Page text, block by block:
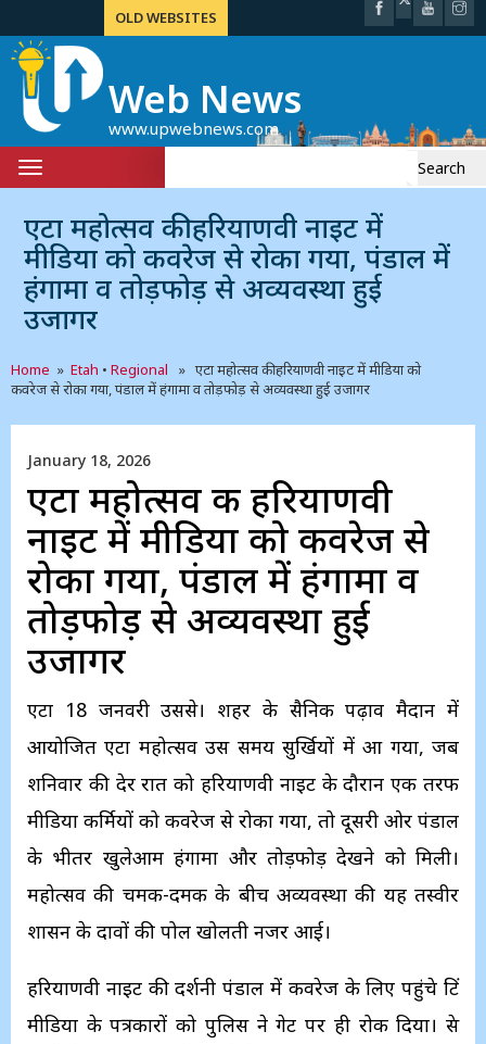
OLD WEBSITES
Web News
www.upwebnews.com
Toggle
navigation
एटा महोत्सव की हरियाणवी नाइट में
मीडिया को कवरेज से रोका गया, पंडाल में
हंगामा व तोड़फोड़ से अव्यवस्था हुई
उजागर
Home » Etah • Regional » एटा महोत्सव की हरियाणवी नाइट में मीडिया को
कवरेज से रोका गया, पंडाल में हंगामा व तोड़फोड़ से अव्यवस्था हुई उजागर
January 18, 2026
एटा महोत्सव की हरियाणवी
नाइट में मीडिया को कवरेज से
रोका गया, पंडाल में हंगामा व
तोड़फोड़ से अव्यवस्था हुई
उजागर
एटा 18 जनवरी उप्रससे। शहर के सैनिक पढ़ाव मैदान में
आयोजित एटा महोत्सव उस समय सुर्खियों में आ गया, जब
शनिवार की देर रात को हरियाणवी नाइट के दौरान एक तरफ
मीडिया कर्मियों को कवरेज से रोका गया, तो दूसरी ओर पंडाल
के भीतर खुलेआम हंगामा और तोड़फोड़ देखने को मिली।
महोत्सव की चमक-दमक के बीच अव्यवस्था की यह तस्वीर
प्रशासन के दावों की पोल खोलती नजर आई।
हरियाणवी नाइट की प्रदर्शनी पंडाल में कवरेज के लिए पहुंचे प्रिंट
मीडिया के पत्रकारों को पुलिस ने गेट पर ही रोक दिया। प्रेस